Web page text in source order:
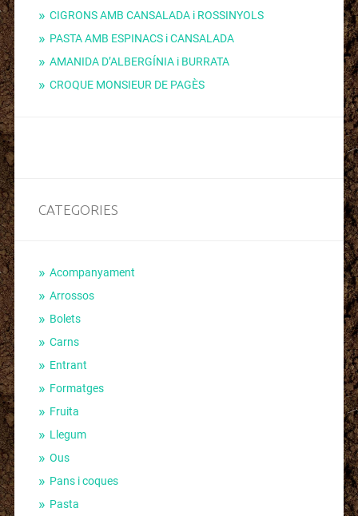
CIGRONS AMB CANSALADA i ROSSINYOLS
PASTA AMB ESPINACS i CANSALADA
AMANIDA D’ALBERGÍNIA i BURRATA
CROQUE MONSIEUR DE PAGÈS
CATEGORIES
Acompanyament
Arrossos
Bolets
Carns
Entrant
Formatges
Fruita
Llegum
Ous
Pans i coques
Pasta